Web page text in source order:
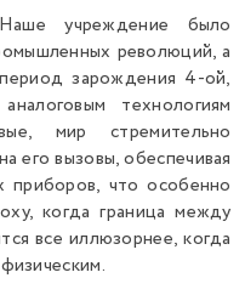
учреждение было
революций, а
зарождения 4-ой,
технологиям
мир стремительно
его вызовы, обеспечивая
приборов, что особенно
когда граница между
все иллюзорнее, когда